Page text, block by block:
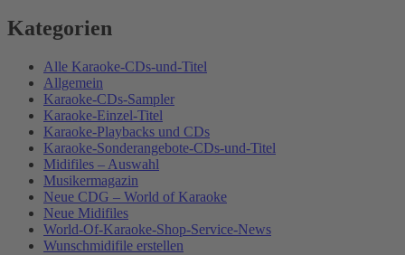
Kategorien
Alle Karaoke-CDs-und-Titel
Allgemein
Karaoke-CDs-Sampler
Karaoke-Einzel-Titel
Karaoke-Playbacks und CDs
Karaoke-Sonderangebote-CDs-und-Titel
Midifiles – Auswahl
Musikermagazin
Neue CDG – World of Karaoke
Neue Midifiles
World-Of-Karaoke-Shop-Service-News
Wunschmidifile erstellen